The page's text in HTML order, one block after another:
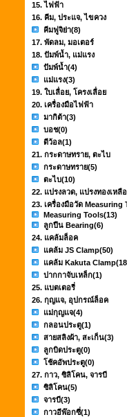
15. ไฟฟ้า
16. คีม, ประแจ, ไขควง
คีมฟูจิย่า(8)
17. พัดลม, มอเตอร์
18. ปัมพ์น้ำ, แม่แรง
ปัมพ์น้ำ(4)
แม่แรง(3)
19. ใบเลื่อย, โครงเลื่อย
20. เครื่องมือไฟฟ้า
มากิต้า(3)
บอช(0)
ดีว้อล(1)
21. กระดาษทราย, ตะไบ
กระดาษทราย(5)
ตะไบ(10)
22. แปรงลวด, แปรงทองเหลื
23. เครื่องมือวัด Measuring
Measuring Tools(13)
ลูกปืน Bearing(6)
24. แคล้มล็อค
แคล้ม JS Clamp(50)
แคล้ม Kakuta Clamp
ปากกาจับเหล็ก(1)
25. แบตเตอรี่
26. กุญแจ, อุปกรณ์ล็อค
แม่กุญแจ(4)
กลอนประตู(1)
สายสลิงผ้า, สะเก็น(3)
ลูกบิดประตู(0)
โช้คอัพประตู(0)
27. กาว, ซิลิโคน, จารบี
ซิลิโคน(5)
จารบี(3)
กาวอีพ๊อกซี่(1)